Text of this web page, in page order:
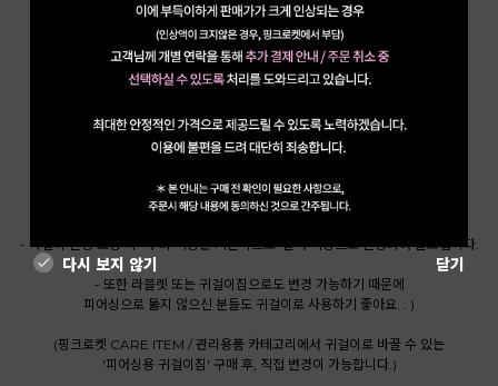
강력추천-!! : )
피어싱의 시작은
베이직 바벨 피어싱부터 !!
컬러 제품은 아노다이징 코팅으로 컬러 코팅 되어있는 제품으로
알러지 단계 확인 해 주세요 : )
- 기본 바길이는 6mm이며, 바길이 변경이 가능한 제품입니다.
- 바길이 변경 요청 시 ‘바’의 색상은 기본적으로 ‘실버’색상으로 변경되어 출고됩니다.
- 또한 라블렛 또는 귀걸이침으로도 변경 가능하기 때문에
피어싱으로 뚫지 않으신 분들도 귀걸이로 사용하기 좋아요. : )
(핑크로켓 CARE ITEM / 관리용품 카테고리에서 귀걸이로 바꿀 수 있는
'피어싱용 귀걸이침' 구매 후, 직접 변경이 가능합니다.)
다시 보지 않기 닫기